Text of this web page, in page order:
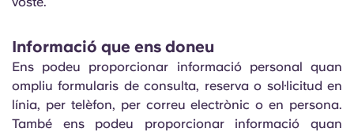
Informació que ens doneu
Ens podeu proporcionar informació personal quan
ompliu formularis de consulta, reserva o sol·licitud en
línia, per telèfon, per correu electrònic o en persona.
També ens podeu proporcionar informació quan